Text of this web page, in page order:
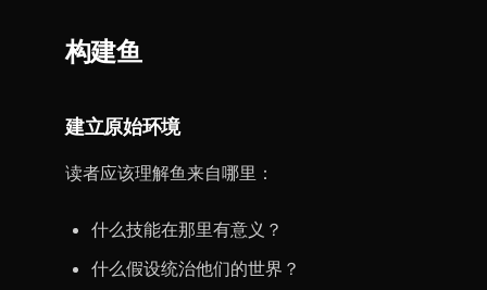
构建鱼
建立原始环境
读者应该理解鱼来自哪里：
什么技能在那里有意义？
什么假设统治他们的世界？